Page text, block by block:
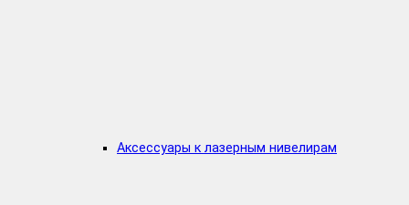
Аксессуары к лазерным нивелирам